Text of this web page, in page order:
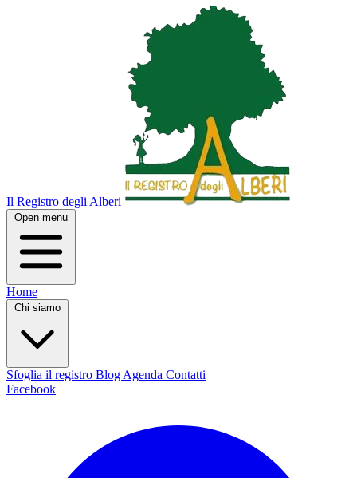
Il Registro degli Alberi
Open menu
Home
Chi siamo
Sfoglia il registro Blog Agenda Contatti
Facebook